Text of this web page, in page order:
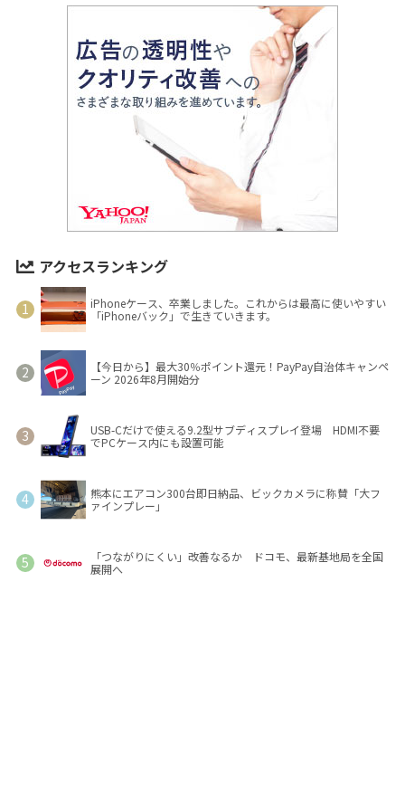
アクセスランキング
iPhoneケース、卒業しました。これからは最高に使いやすい
「iPhoneバック」で生きていきます。
【今日から】最大30％ポイント還元！PayPay自治体キャンペ
ーン 2026年8月開始分
USB-Cだけで使える9.2型サブディスプレイ登場 HDMI不要
でPCケース内にも設置可能
熊本にエアコン300台即日納品、ビックカメラに称賛「大フ
ァインプレー」
「つながりにくい」改善なるか ドコモ、最新基地局を全国
展開へ